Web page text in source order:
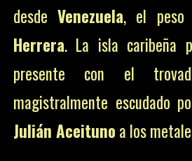
desde Venezuela, el peso
Herrera. La isla caribeña
presente con el
magistralmente escudado
Julián Aceituno a los